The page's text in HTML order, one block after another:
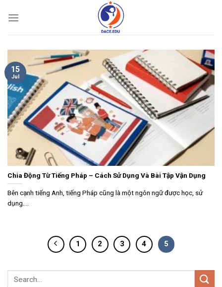
Chia Động Từ Tiếng Pháp – Cách Sử Dụng Và Bài Tập Vận Dụng
Bên cạnh tiếng Anh, tiếng Pháp cũng là một ngôn ngữ được học, sử
dụng....
15
Jul
1 2 3 4 5